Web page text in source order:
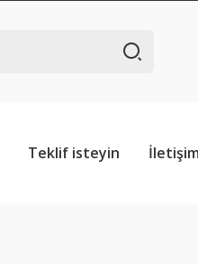
Teklif isteyin İletişim